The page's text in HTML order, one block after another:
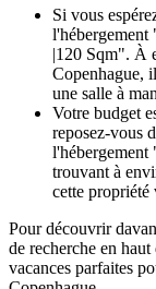
Si vous
|120 Sqm". À
Copenhague,
une salle à
Votre budget
reposez-vous
trouvant à
cette propriété
Pour découvrir
de recherche en
vacances parfaites